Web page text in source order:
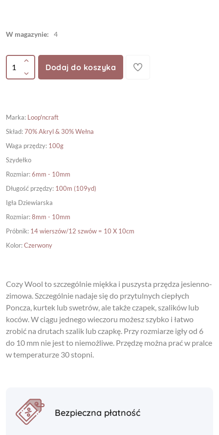
W magazynie: 4
Dodaj do koszyka
Marka: Loop'ncraft
Skład:70% Akryl & 30% Wełna
Waga przędzy: 100g
Szydełko
Rozmiar:6mm - 10mm
Długość przędzy: 100m (109yd)
Igła Dziewiarska
Rozmiar:8mm - 10mm
Próbnik: 14 wierszów/12 szwów = 10 X 10cm
Kolor:Czerwony
Cozy Wool to szczególnie miękka i puszysta przędza jesienno-
zimowa. Szczególnie nadaje się do przytulnych ciepłych
Poncza, kurtek lub swetrów, ale także czapek, szalików lub
koców. W ciągu jednego wieczoru możesz szybko i łatwo
zrobić na drutach szalik lub czapkę. Przy rozmiarze igły od 6
do 10 mm nie jest to niemożliwe. Przędzę można prać w pralce
w temperaturze 30 stopni.
Bezpieczna płatność